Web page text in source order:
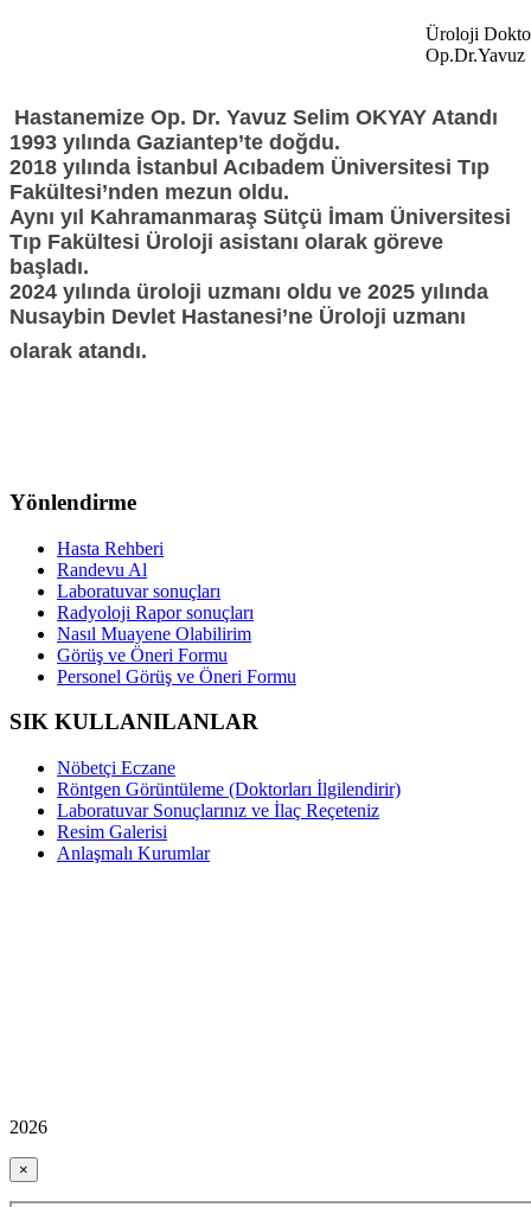
Üroloji
Op.Dr.Yavuz
Hastanemize Op. Dr. Yavuz Selim OKYAY Atandı
1993 yılında Gaziantep’te doğdu.
2018 yılında İstanbul Acıbadem Üniversitesi Tıp
Fakültesi’nden mezun oldu.
Aynı yıl Kahramanmaraş Sütçü İmam Üniversitesi
Tıp Fakültesi Üroloji asistanı olarak göreve
başladı.
2024 yılında üroloji uzmanı oldu ve 2025 yılında
Nusaybin Devlet Hastanesi’ne Üroloji uzmanı
olarak atandı.
Yönlendirme
Hasta Rehberi
Randevu Al
Laboratuvar sonuçları
Radyoloji Rapor sonuçları
Nasıl Muayene Olabilirim
Görüş ve Öneri Formu
Personel Görüş ve Öneri Formu
SIK KULLANILANLAR
Nöbetçi Eczane
Röntgen Görüntüleme (Doktorları İlgilendirir)
Laboratuvar Sonuçlarınız ve İlaç Reçeteniz
Resim Galerisi
Anlaşmalı Kurumlar
2026
×